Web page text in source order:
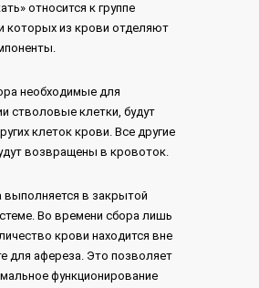
относится к группе
которых из крови отделяют
необходимые для
стволовые клетки, будут
клеток крови. Все другие
возвращены в кровоток.
выполняется в закрытой
Во времени сбора лишь
крови находится вне
для афереза. Это позволяет
функционирование